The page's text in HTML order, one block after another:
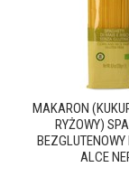
MAKARON
RYŻOWY)
ALCE